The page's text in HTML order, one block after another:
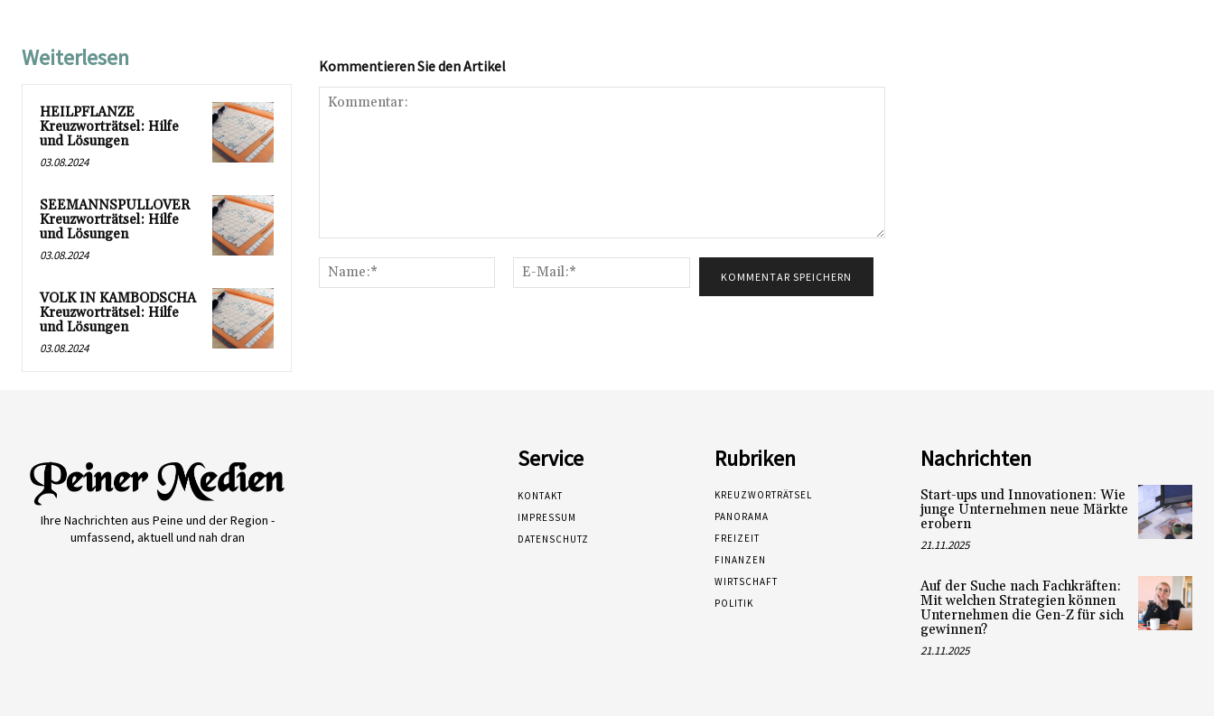
Weiterlesen
HEILPFLANZE
Kreuzworträtsel: Hilfe
und Lösungen
03.08.2024
SEEMANNSPULLOVER
Kreuzworträtsel: Hilfe
und Lösungen
03.08.2024
VOLK IN KAMBODSCHA
Kreuzworträtsel: Hilfe
und Lösungen
03.08.2024
Kommentieren Sie den Artikel
Name:*
Mail:*
Ihre Nachrichten aus Peine und der Region -
umfassend, aktuell und nah dran
Service
KONTAKT
IMPRESSUM
DATENSCHUTZ
Rubriken
KREUZWORTRÄTSEL
PANORAMA
FREIZEIT
FINANZEN
WIRTSCHAFT
POLITIK
Nachrichten
Start-ups und Innovationen: Wie
junge Unternehmen neue Märkte
erobern
21.11.2025
Auf der Suche nach Fachkräften:
Mit welchen Strategien können
Unternehmen die Gen-Z für sich
gewinnen?
21.11.2025